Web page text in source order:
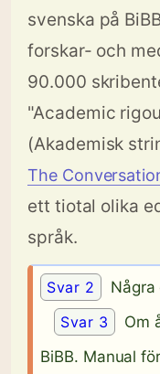
svenska på
forskar- och
90.000
"Academic
(Akademisk
The
ett tiotal olika
språk.
Svar 2
Svar 3
Om
BiBB. Manual